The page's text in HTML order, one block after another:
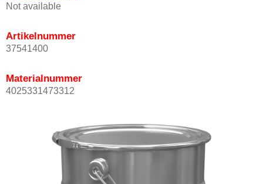
Not available
Artikelnummer
37541400
Materialnummer
4025331473312